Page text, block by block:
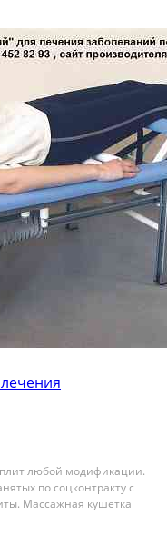
любой модификации.
по соцконтракту с
Массажная кушетка
заболеваний
массажная...